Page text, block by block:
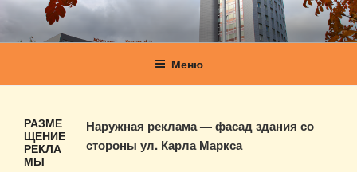
Перейти
содержимому
МНОГОФУНКЦИОНАЛЬНЫЙ
КОМПЛЕКС "ТОРГОВЫЙ ДВОР"
Многофункциональный комплекс "Торговый двор"
Меню
РАЗМЕ
ЩЕНИЕ
РЕКЛА
МЫ
Наружная реклама — фасад здания со
стороны ул. Карла Маркса